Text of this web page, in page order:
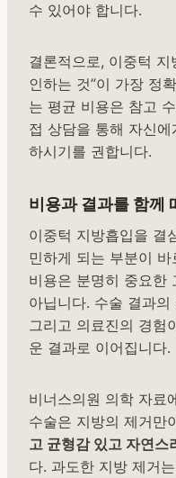
수 있어야 합니다.
결론적으로, 이중턱
인하는 것”이 가장 정
는 평균 비용은 참고
접 상담을 통해 자신
하시기를 권합니다.
비용과 결과를 함께
이중턱 지방흡입을 결
민하게 되는 부분이
비용은 분명히 중요한
아닙니다. 수술 결과
그리고 의료진의 경험
운 결과로 이어집니다.
비너스의원 의학 자료
수술은 지방의 제거만
고 균형감 있고 자연스
다. 과도한 지방 제거